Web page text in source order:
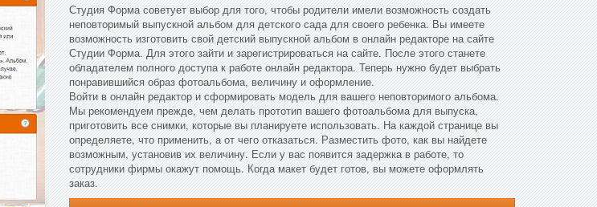
Студия Форма советует выбор для того, чтобы родители имели возможность создать
неповторимый выпускной альбом для детского сада для своего ребенка. Вы имеете
возможность изготовить свой детский выпускной альбом в онлайн редакторе на сайте
Студии Форма. Для этого зайти и зарегистрироваться на сайте. После этого станете
обладателем полного доступа к работе онлайн редактора. Теперь нужно будет выбрать
понравившийся образ фотоальбома, величину и оформление.
Войти в онлайн редактор и сформировать модель для вашего неповторимого альбома.
Мы рекомендуем прежде, чем делать прототип вашего фотоальбома для выпуска,
приготовить все снимки, которые вы планируете использовать. На каждой странице вы
определяете, что применить, а от чего отказаться. Разместить фото, как вы найдете
возможным, установив их величину. Если у вас появится задержка в работе, то
сотрудники фирмы окажут помощь. Когда макет будет готов, вы можете оформлять
заказ.